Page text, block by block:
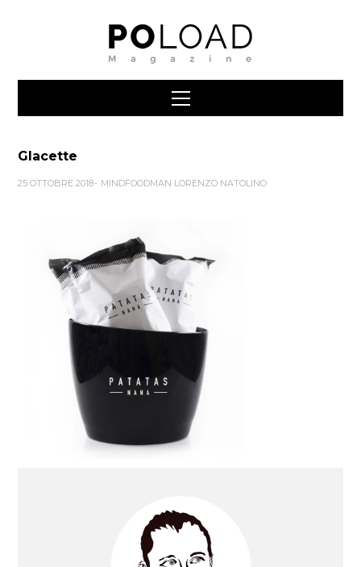
Glacette
25 OTTOBRE 2018 MINDFOODMAN LORENZO NATOLINO